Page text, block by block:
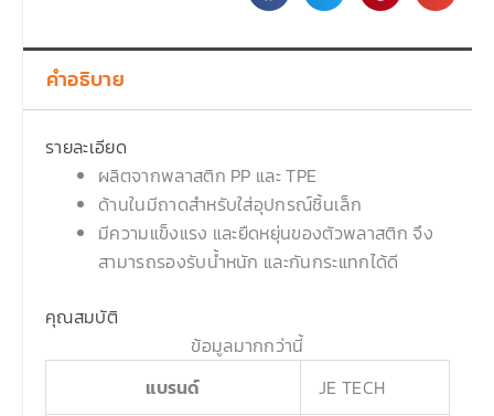
คำอธิบาย
รายละเอียด
ผลิตจากพลาสติก PP และ TPE
ด้านในมีถาดสำหรับใส่อุปกรณ์ชิ้นเล็ก
มีความแข็งแรง และยืดหยุ่นของตัวพลาสติก จึง
สามารถรองรับน้ำหนัก และกันกระแทกได้ดี
คุณสมบัติ
ข้อมูลมากกว่านี้
แบรนด์
JE TECH